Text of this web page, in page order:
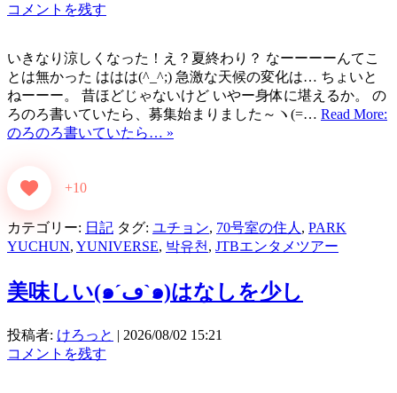
コメントを残す
いきなり涼しくなった！え？夏終わり？ なーーーーんてこ
とは無かった ははは(^_^;) 急激な天候の変化は… ちょいと
ねーーー。 昔ほどじゃないけど いやー身体に堪えるか。 の
ろのろ書いていたら、募集始まりました～ヽ(=… Read More:
のろのろ書いていたら… »
+10
カテゴリー: 日記 タグ: ユチョン, 70号室の住人 , PARK
YUCHUN, YUNIVERSE, 박유천 , JTBエンタメツアー
美味しい(๑´ڡ`๑)はなしを少し
投稿者: けろっと | 2026/08/02 15:21
コメントを残す